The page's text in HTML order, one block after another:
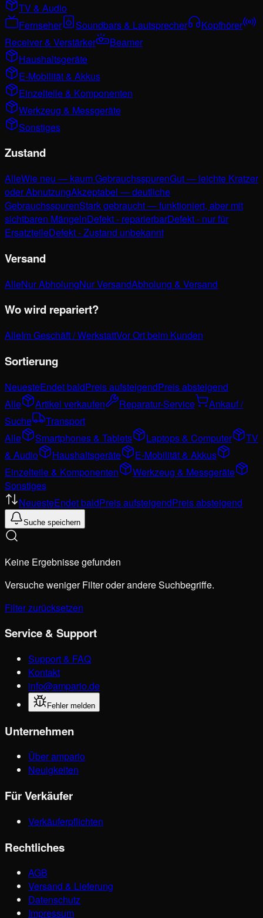
TV & Audio
Fernseher
Soundbars & Lautsprecher
Kopfhörer
Receiver & Verstärker
Beamer
Haushaltsgeräte
E-Mobilität & Akkus
Einzelteile & Komponenten
Werkzeug & Messgeräte
Sonstiges
Zustand
AlleWie neu — kaum GebrauchsspurenGut — leichte Kratzer
oder AbnutzungAkzeptabel — deutliche
GebrauchsspurenStark gebraucht — funktioniert, aber mit
sichtbaren MängelnDefekt - reparierbarDefekt - nur für
ErsatzteileDefekt - Zustand unbekannt
Versand
AlleNur AbholungNur VersandAbholung & Versand
Wo wird repariert?
AlleIm Geschäft / WerkstattVor Ort beim Kunden
Sortierung
NeuesteEndet baldPreis aufsteigendPreis absteigend
Alle
Artikel verkaufen Reparatur-Service
Ankauf /
Suche
Transport
Alle
Smartphones & Tablets Laptops & Computer
TV
& Audio
Haushaltsgeräte
E-Mobilität & Akkus
Einzelteile & Komponenten
Werkzeug & Messgeräte
Sonstiges
NeuesteEndet baldPreis aufsteigendPreis absteigend
Suche speichern
Keine Ergebnisse gefunden
Versuche weniger Filter oder andere Suchbegriffe.
Filter zurücksetzen
Service & Support
Support & FAQ
Kontakt
info@ampario.de
Fehler melden
Unternehmen
Über ampario
Neuigkeiten
Für Verkäufer
Verkäuferpflichten
Rechtliches
AGB
Versand & Lieferung
Datenschutz
Impressum